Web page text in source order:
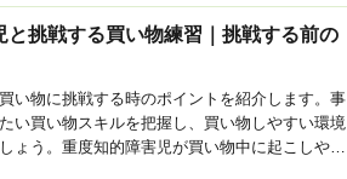
と挑戦する買い物練習｜挑戦する前の
い物に挑戦する時のポイントを紹介します。事
い買い物スキルを把握し、買い物しやすい環境
ょう。重度知的障害児が買い物中に起こしやす